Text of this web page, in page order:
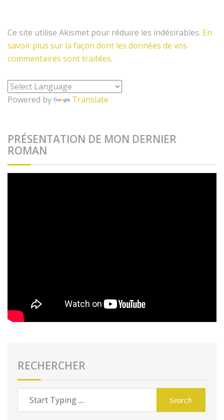
Ce site utilise Akismet pour réduire les indésirables. En
savoir plus sur la façon dont les données de vos
commentaires sont traitées.
Powered by Translate
PRÉSENTATION DE MON DERNIER
ROMAN
RECHERCHER